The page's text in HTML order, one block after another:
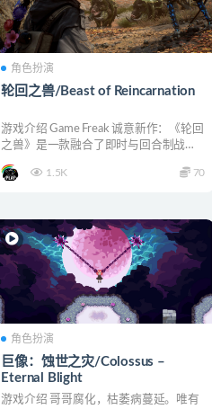
角色扮演
轮回之兽/Beast of Reincarnation
游戏介绍 Game Freak 诚意新作：《轮回
之兽》是一款融合了即时与回合制战斗
1.5K
70
角色扮演
巨像：蚀世之灾/Colossus –
Eternal Blight
游戏介绍 哥哥腐化，枯萎病蔓延。唯有